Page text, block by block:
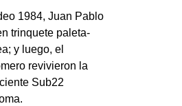
1984, Juan Pablo
trinquete paleta-
y luego, el
revivieron la
Sub22